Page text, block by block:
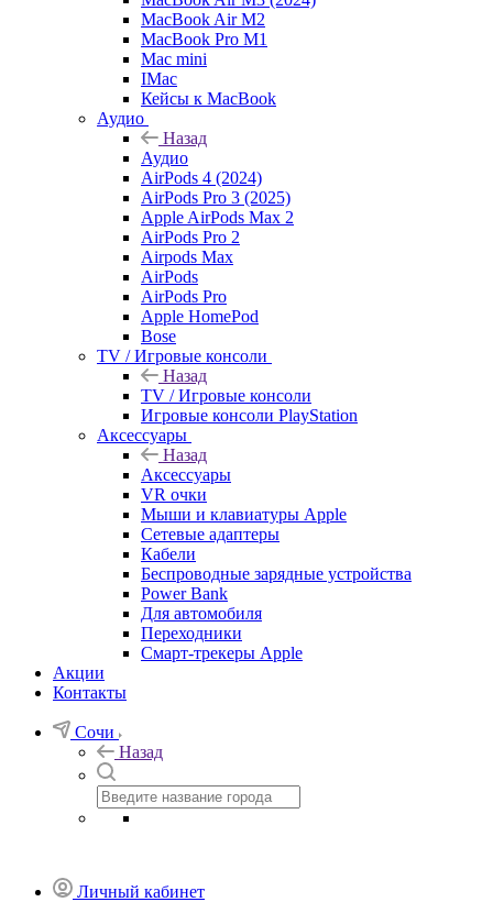
MacBook Air M2
MacBook Pro M1
Mac mini
IMac
Кейсы к MacBook
Аудио
Назад
Аудио
AirPods 4 (2024)
AirPods Pro 3 (2025)
Apple AirPods Max 2
AirPods Pro 2
Airpods Max
AirPods
AirPods Pro
Apple HomePod
Bose
TV / Игровые консоли
Назад
TV / Игровые консоли
Игровые консоли PlayStation
Аксессуары
Назад
Аксессуары
VR очки
Мыши и клавиатуры Apple
Сетевые адаптеры
Кабели
Беспроводные зарядные устройства
Power Bank
Для автомобиля
Переходники
Смарт-трекеры Apple
Акции
Контакты
Сочи
Назад
Личный кабинет